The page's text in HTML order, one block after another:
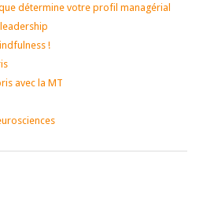
détermine votre profil managérial
!
avec la MT